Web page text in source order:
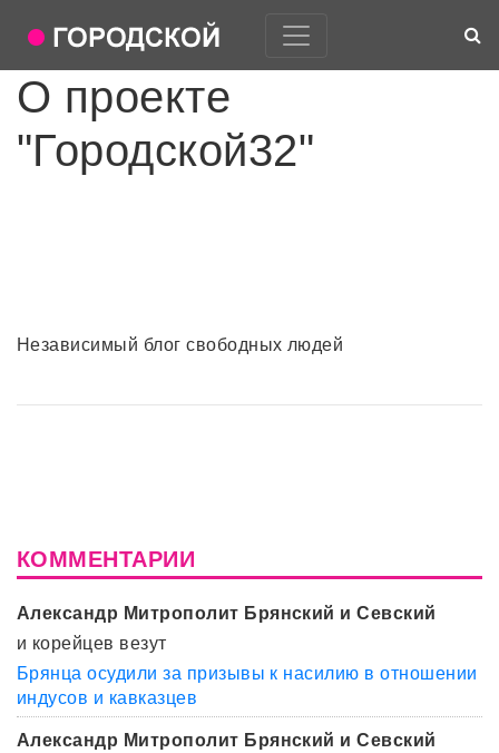
О проекте
"Городской32"
Независимый блог свободных людей
КОММЕНТАРИИ
Александр Митрополит Брянский и Севский
и корейцев везут
Брянца осудили за призывы к насилию в отношении
индусов и кавказцев
Александр Митрополит Брянский и Севский